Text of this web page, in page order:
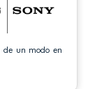
de un modo en